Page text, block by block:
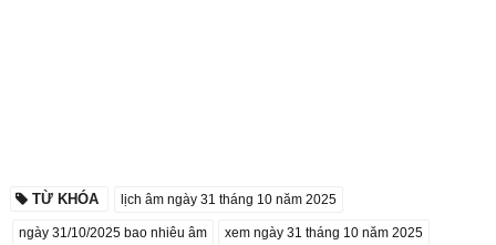
TỪ KHÓA lịch âm ngày 31 tháng 10 năm 2025
ngày 31/10/2025 bao nhiêu âm xem ngày 31 tháng 10 năm 2025